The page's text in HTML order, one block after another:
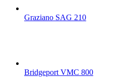
Graziano SAG 210
Bridgeport VMC 800